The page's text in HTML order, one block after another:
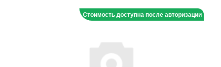
Стоимость доступна после авторизации